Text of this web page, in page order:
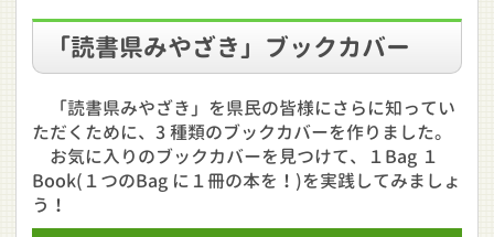
「読書県みやざき」ブックカバー
「読書県みやざき」を県民の皆様にさらに知ってい
ただくために、3 種類のブックカバーを作りました。
お気に入りのブックカバーを見つけて、１Bag １
Book(１つのBag に１冊の本を！)を実践してみましょ
う！